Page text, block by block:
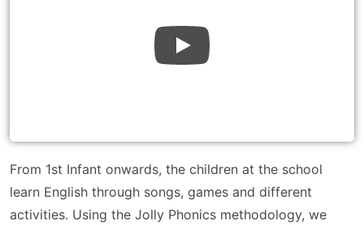
From 1st Infant onwards, the children at the school
learn English through songs, games and different
activities. Using the Jolly Phonics methodology, we